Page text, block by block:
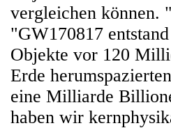
vergleichen können.
"GW170817
Objekte vor 120
Erde
eine Milliarde
haben wir